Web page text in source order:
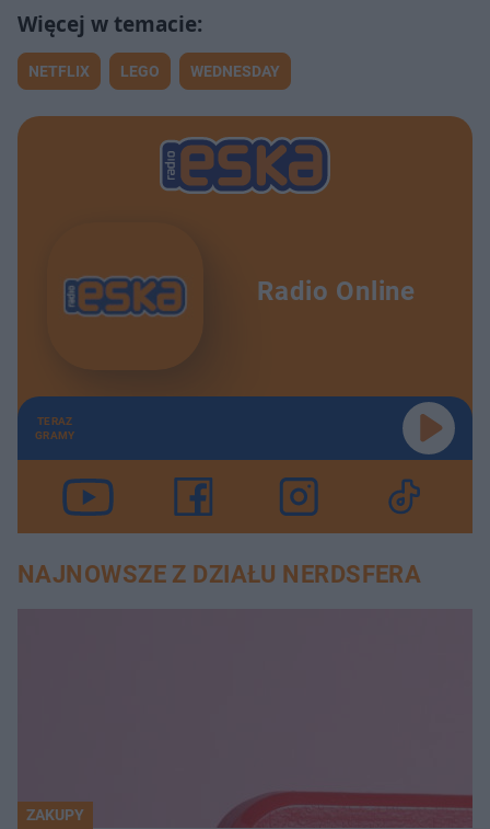
NETFLIX LEGO WEDNESDAY
Radio Online
TERAZ
GRAMY
NAJNOWSZE Z DZIAŁU NERDSFERA
ZAKUPY